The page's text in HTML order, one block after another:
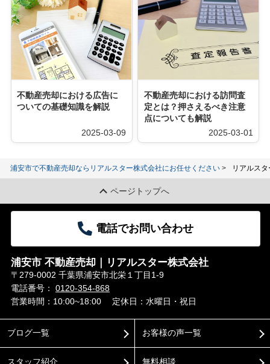
不動産売却における広告に
ついての基礎知識を解説
2025-03-09
不動産売却における訪問査
定とは？押さえるべき注意
点についても解説
2025-03-01
浦安市で不動産売却ならリアルスター株式会社にお任せください リアルス
ページトップへ
電話でお問い合わせ
浦安市 不動産売却｜リアルスター株式会社
〒279-0002 千葉県浦安市北栄１丁目1-9
電話番号： 0120-354-868
営業時間：10:00~18:00
定休日：水曜日・祝日
ブログ一覧
スタッフ紹介
お客様の声一覧
無料相談